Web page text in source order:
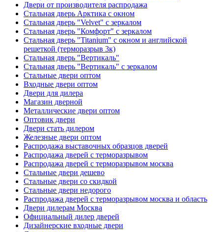
Двери от производителя распродажа
Стальная дверь Арктика с окном
Стальная дверь "Velvet" с зеркалом
Стальная дверь "Комфорт" с зеркалом
Стальная дверь "Titanium" с окном и английской
решеткой (терморазрыв 3к)
Стальная дверь "Вертикаль"
Стальная дверь "Вертикаль" с зеркалом
Стальные двери оптом
Входные двери оптом
Двери для дилера
Магазин дверной
Металлические двери оптом
Оптовик двери
Двери стать дилером
Железные двери оптом
Распродажа выставочных образцов дверей
Распродажа дверей с терморазрывом
Распродажа дверей с терморазрывом москва
Стальные двери дешево
Стальные двери со скидкой
Стальные двери недорого
Распродажа дверей с терморазрывом москва и область
Двери дилерам Москва
Официальный дилер дверей
Дизайнерские входные двери